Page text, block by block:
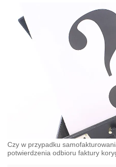
Czy w przypadku
potwierdzenia odbioru faktury